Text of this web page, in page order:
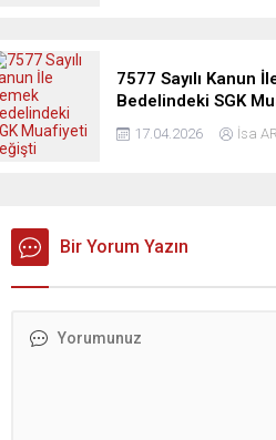
7577 Sayılı Kanun
Bedelindeki SGK
17.04.2026 İsa
Bir Yorum Yazın